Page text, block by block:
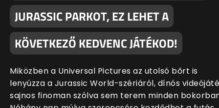
JURASSIC PARKOT, EZ LEHET A
KÖVETKEZŐ KEDVENC JÁTÉKOD!
Miközben a Universal Pictures az utolsó bőrt is
lenyúzza a Jurassic World-szériáról, dínós
sajnos finoman szólva sem terem minden